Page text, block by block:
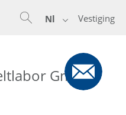
Vestiging
Nl
GmbH -